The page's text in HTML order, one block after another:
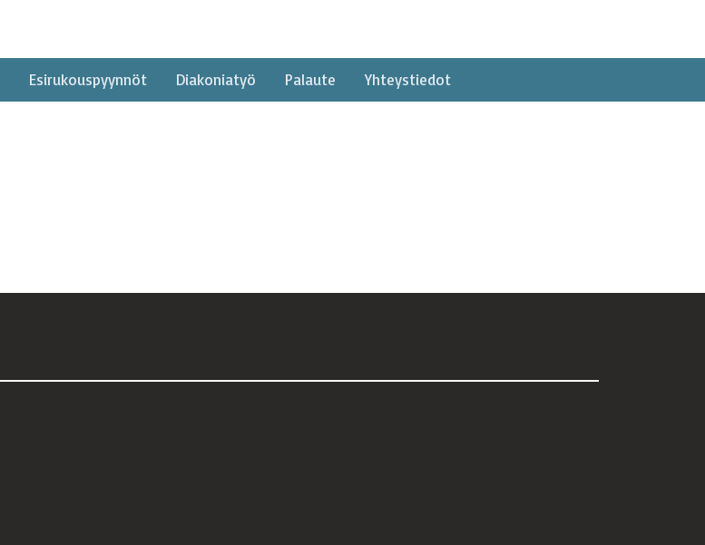
Esirukouspyynnöt Diakoniatyö Palaute Yhteystiedot